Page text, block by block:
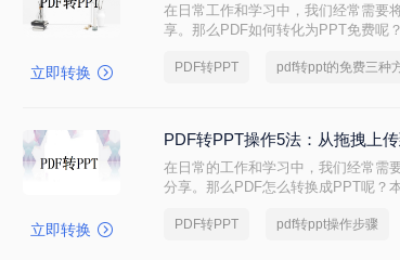
立即转换
在日常工作和学习中，我们经常需要
享。那么PDF如何转化为PPT免费呢
PDF转PPT pdf转ppt的免费三种
立即转换
PDF转PPT操作5法：从拖拽上
在日常的工作和学习中，我们经常需
分享。那么PDF怎么转换成PPT呢？
PDF转PPT pdf转ppt操作步骤